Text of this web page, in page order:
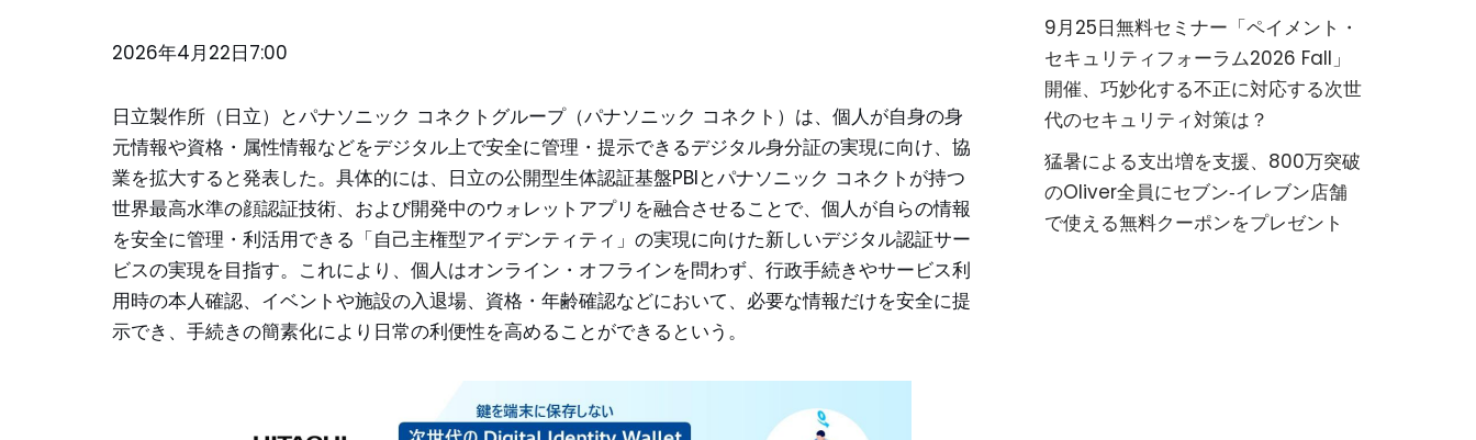
2026年4月22日7:00
日立製作所（日立）とパナソニック コネクトグループ（パナソニック コネクト）は、個人が自身の身
元情報や資格・属性情報などをデジタル上で安全に管理・提示できるデジタル身分証の実現に向け、協
業を拡大すると発表した。具体的には、日立の公開型生体認証基盤PBIとパナソニック コネクトが持つ
世界最高水準の顔認証技術、および開発中のウォレットアプリを融合させることで、個人が自らの情報
を安全に管理・利活用できる「自己主権型アイデンティティ」の実現に向けた新しいデジタル認証サー
ビスの実現を目指す。これにより、個人はオンライン・オフラインを問わず、行政手続きやサービス利
用時の本人確認、イベントや施設の入退場、資格・年齢確認などにおいて、必要な情報だけを安全に提
示でき、手続きの簡素化により日常の利便性を高めることができるという。
9月25日無料セミナー「ペイメント・
セキュリティフォーラム2026 Fall」
開催、巧妙化する不正に対応する次世
代のセキュリティ対策は？
猛暑による支出増を支援、800万突破
のOliver全員にセブン‐イレブン店舗
で使える無料クーポンをプレゼント